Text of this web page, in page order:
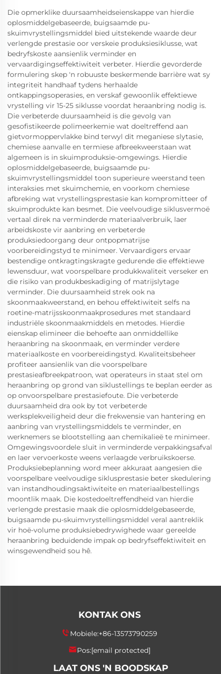
Die opmerklike duursaamheidseienskappe van hierdie
oplosmiddelgebaseerde, buigsaamde pu-
skuimvrystellingsmiddel bied uitstekende waarde deur
verlengde prestasie oor verskeie produksiesiklusse, wat
bedryfskoste aansienlik verminder en
vervaardigingseffektiwiteit verbeter. Hierdie gevorderde
formulering skep 'n robuuste beskermende barrière wat sy
integriteit handhaaf tydens herhaalde
ontkappingsoperasies, en verskaf gewoonlik effektiewe
vrystelling vir 15-25 siklusse voordat heraanbring nodig is.
Die verbeterde duursaamheid is die gevolg van
gesofistikeerde polimeerkemie wat doeltreffend aan
gietvormoppervlakke bind terwyl dit meganiese slytasie,
chemiese aanvalle en termiese afbreekweerstaan wat
algemeen is in skuimproduksie-omgewings. Hierdie
oplosmiddelgebaseerde, buigsaamde pu-
skuimvrystellingsmiddel toon superieure weerstand teen
interaksies met skuimchemie, en voorkom chemiese
afbreking wat vrystellingsprestasie kan kompromitteer of
skuimprodukte kan besmet. Die veelvoudige siklusvermoë
vertaal direk na verminderde materiaalverbruik, laer
arbeidskoste vir aanbring en verbeterde
produksiedoorgang deur ontpopmatrijse
voorbereidingstyd te minimeer. Vervaardigers ervaar
bestendige ontkragtingskragte gedurende die effektiewe
lewensduur, wat voorspelbare produkkwaliteit verseker en
die risiko van produkbeskadiging of matrijslytage
verminder. Die duursaamheid strek ook na
skoonmaakweerstand, en behou effektiwiteit selfs na
roetine-matrijsskoonmaakprosedures met standaard
industriële skoonmaakmiddels en metodes. Hierdie
eienskap elimineer die behoefte aan onmiddellike
heraanbring na skoonmaak, en verminder verdere
materiaalkoste en voorbereidingstyd. Kwaliteitsbeheer
profiteer aansienlik van die voorspelbare
prestasieafbreekpatroon, wat operateurs in staat stel om
heraanbring op grond van siklustellings te beplan eerder as
op onvoorspelbare prestasiefoute. Die verbeterde
duursaamheid dra ook by tot verbeterde
werksplekveiligheid deur die frekwensie van hantering en
aanbring van vrystellingsmiddels te verminder, en
werknemers se blootstelling aan chemikalieë te minimeer.
Omgewingsvoordele sluit in verminderde verpakkingsafval
en laer vervoerkoste weens verlaagde verbruikskoerse.
Produksiebeplanning word meer akkuraat aangesien die
voorspelbare veelvoudige siklusprestasie beter skedulering
van instandhoudingsaktiwiteite en materiaalbestellings
moontlik maak. Die kostedoeltreffendheid van hierdie
verlengde prestasie maak die oplosmiddelgebaseerde,
buigsaamde pu-skuimvrystellingsmiddel veral aantreklik
vir hoë-volume produksiebedrywighede waar gereelde
heraanbring beduidende impak op bedryfseffektiwiteit en
winsgewendheid sou hê.
KONTAK ONS
Mobiele:+86-13573790259
Pos:[email protected]
LAAT ONS 'N BOODSKAP